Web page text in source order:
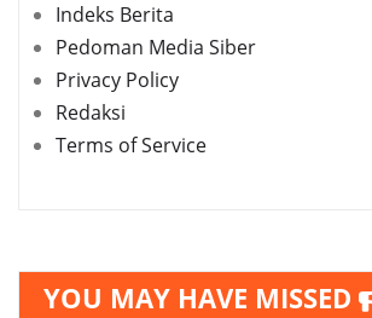
Indeks Berita
Pedoman Media Siber
Privacy Policy
Redaksi
Terms of Service
YOU MAY HAVE MISSED